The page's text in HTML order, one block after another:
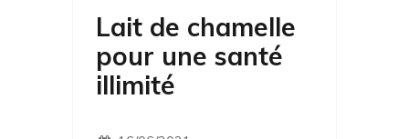
Lait de chamelle
pour une santé
illimité